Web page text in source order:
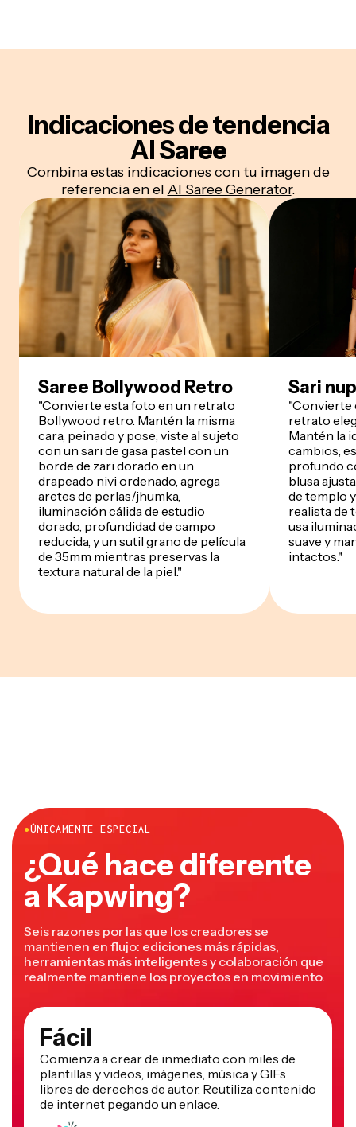
Indicaciones de tendencia
AI Saree
Combina estas indicaciones con tu imagen de
referencia en el AI Saree Generator.
Saree Bollywood Retro
"Convierte esta foto en un retrato
Bollywood retro. Mantén la misma
cara, peinado y pose; viste al sujeto
con un sari de gasa pastel con un
borde de zari dorado en un
drapeado nivi ordenado, agrega
aretes de perlas/jhumka,
iluminación cálida de estudio
dorado, profundidad de campo
reducida, y un sutil grano de película
de 35mm mientras preservas la
textura natural de la piel."
Sari
"Convierte
retrato
Mantén la
cambios;
profundo
blusa
de templo
realista de
usa
suave y
intactos."
●ÚNICAMENTE ESPECIAL
¿Qué hace diferente
a Kapwing?
Seis razones por las que los creadores se
mantienen en flujo: ediciones más rápidas,
herramientas más inteligentes y colaboración que
realmente mantiene los proyectos en movimiento.
Fácil
Comienza a crear de inmediato con miles de
plantillas y videos, imágenes, música y GIFs
libres de derechos de autor. Reutiliza contenido
de internet pegando un enlace.